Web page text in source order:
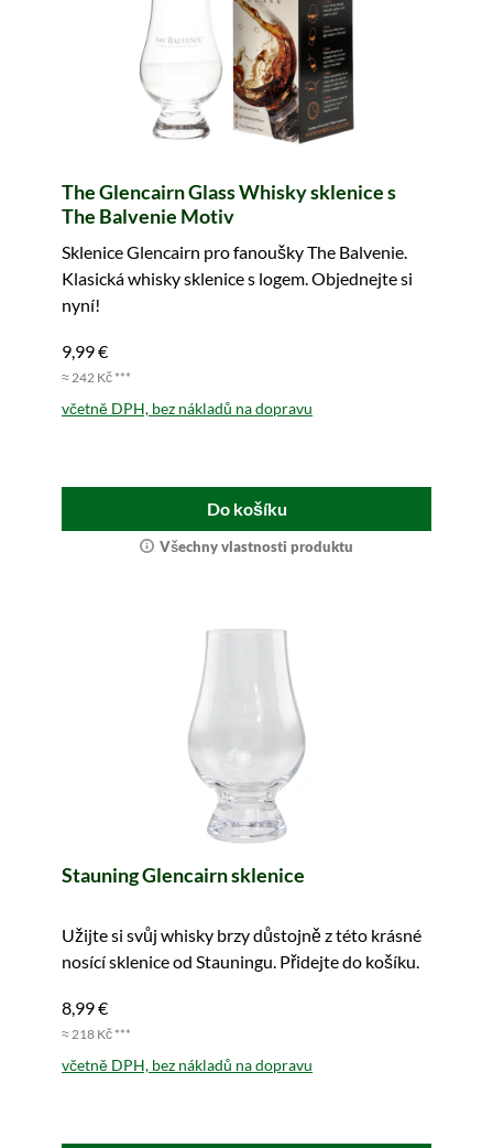
The Glencairn Glass Whisky sklenice s
The Balvenie Motiv
Sklenice Glencairn pro fanoušky The Balvenie.
Klasická whisky sklenice s logem. Objednejte si
nyní!
9,99 €
≈ 242 Kč ***
včetně DPH, bez nákladů na dopravu
Do košíku
Všechny vlastnosti produktu
Stauning Glencairn sklenice
Užijte si svůj whisky brzy důstojně z této krásné
nosící sklenice od Stauningu. Přidejte do košíku.
8,99 €
≈ 218 Kč ***
včetně DPH, bez nákladů na dopravu